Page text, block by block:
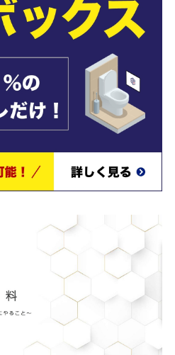
効果を狙えます。しかし、交通広告
出稿を断念する企業も少なくありませ
を断念した場合、費用を押さえて広
提供するxadobox(アドボックス)
ゲットに近いユーザーに配信し、リ
の検証も容易です。
を絞ってアプローチすることが可能
信する際は、
場合はxAdboxにご相談ください／